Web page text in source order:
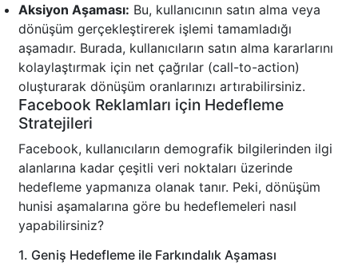
Aksiyon Aşaması: Bu, kullanıcının satın alma veya
dönüşüm gerçekleştirerek işlemi tamamladığı
aşamadır. Burada, kullanıcıların satın alma kararlarını
kolaylaştırmak için net çağrılar (call-to-action)
oluşturarak dönüşüm oranlarınızı artırabilirsiniz.
Facebook Reklamları için Hedefleme
Stratejileri
Facebook, kullanıcıların demografik bilgilerinden ilgi
alanlarına kadar çeşitli veri noktaları üzerinde
hedefleme yapmanıza olanak tanır. Peki, dönüşüm
hunisi aşamalarına göre bu hedeflemeleri nasıl
yapabilirsiniz?
1. Geniş Hedefleme ile Farkındalık Aşaması